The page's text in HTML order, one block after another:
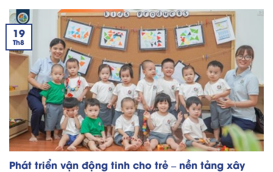
Phát triển vận động tinh cho trẻ – nền tảng xây
19
Th8